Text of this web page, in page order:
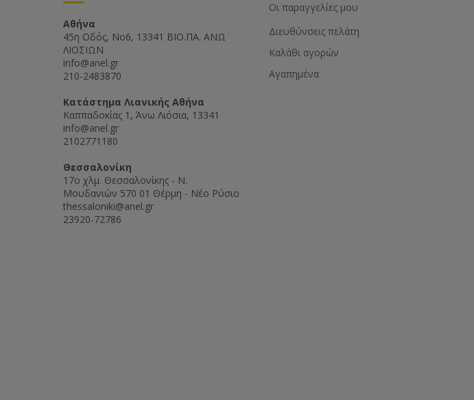
Αθήνα
45η Οδός, Νο6, 13341 ΒΙΟ.ΠΑ. ΑΝΩ
ΛΙΟΣΙΩΝ
info@anel.gr
210-2483870
Kατάστημα Λιανικής Αθήνα
Καππαδοκίας 1, Άνω Λιόσια, 13341
info@anel.gr
2102771180
Θεσσαλονίκη
17ο χλμ. Θεσσαλονίκης - Ν.
Μουδανιών 570 01 Θέρμη - Νέο Ρύσιο
thessaloniki@anel.gr
23920-72786
Οι παραγγελίες μου
Διευθύνσεις πελάτη
Καλάθι αγορών
Αγαπημένα